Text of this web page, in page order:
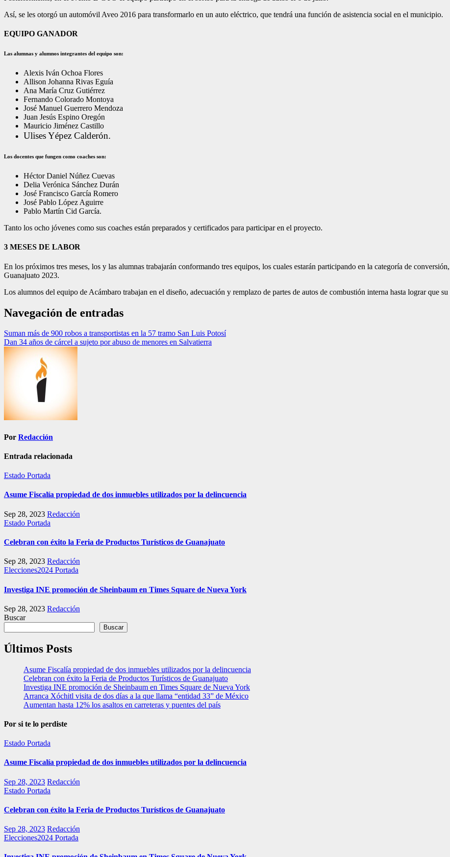
Así, se les otorgó un automóvil Aveo 2016 para transformarlo en un auto eléctrico, que tendrá una función de asistencia social en el municipio.
EQUIPO GANADOR
Las alumnas y alumnos integrantes del equipo son:
Alexis Iván Ochoa Flores
Allison Johanna Rivas Eguía
Ana María Cruz Gutiérrez
Fernando Colorado Montoya
José Manuel Guerrero Mendoza
Juan Jesús Espino Oregón
Mauricio Jiménez Castillo
Ulises Yépez Calderón.
Los docentes que fungen como coaches son:
Héctor Daniel Núñez Cuevas
Delia Verónica Sánchez Durán
José Francisco García Romero
José Pablo López Aguirre
Pablo Martín Cid García.
Tanto los ocho jóvenes como sus coaches están preparados y certificados para participar en el proyecto.
3 MESES DE LABOR
En los próximos tres meses, los y las alumnas trabajarán conformando tres equipos, los cuales estarán participando en la categoría de
Guanajuato 2023.
Los alumnos del equipo de Acámbaro trabajan en el diseño, adecuación y remplazo de partes de autos de combustión interna hasta lograr que
Navegación de entradas
Suman más de 900 robos a transportistas en la 57 tramo San Luis Potosí
Dan 34 años de cárcel a sujeto por abuso de menores en Salvatierra
Por Redacción
Entrada relacionada
Estado Portada
Asume Fiscalía propiedad de dos inmuebles utilizados por la delincuencia
Sep 28, 2023 Redacción
Estado Portada
Celebran con éxito la Feria de Productos Turísticos de Guanajuato
Sep 28, 2023 Redacción
Elecciones2024 Portada
Investiga INE promoción de Sheinbaum en Times Square de Nueva York
Sep 28, 2023 Redacción
Buscar
Buscar
Últimos Posts
Asume Fiscalía propiedad de dos inmuebles utilizados por la delincuencia
Celebran con éxito la Feria de Productos Turísticos de Guanajuato
Investiga INE promoción de Sheinbaum en Times Square de Nueva York
Arranca Xóchitl visita de dos días a la que llama “entidad 33” de México
Aumentan hasta 12% los asaltos en carreteras y puentes del país
Por si te lo perdiste
Estado Portada
Asume Fiscalía propiedad de dos inmuebles utilizados por la delincuencia
Sep 28, 2023 Redacción
Estado Portada
Celebran con éxito la Feria de Productos Turísticos de Guanajuato
Sep 28, 2023 Redacción
Elecciones2024 Portada